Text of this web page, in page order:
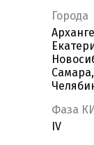
Города
Фаза КИ
IV